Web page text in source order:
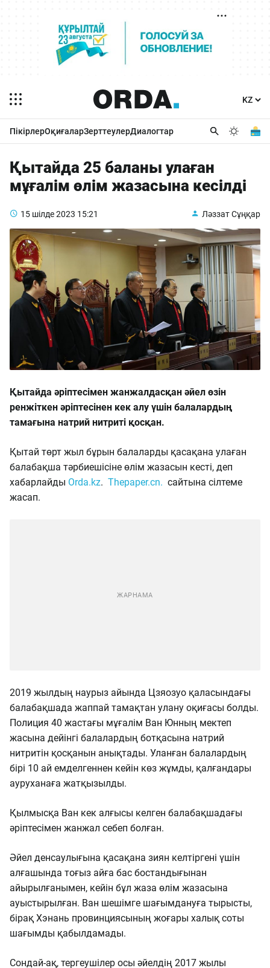
ПікірлерОқиғаларЗерттеулерДиалогтар
Қытайда 25 баланы улаған
мұғалім өлім жазасына кесілді
15 шілде 2023 15:21 Ләззат Сұңқар
Қытайда әріптесімен жанжалдасқан әйел өзін
ренжіткен әріптесінен кек алу үшін балалардың
тамағына натрий нитриті қосқан.
Қытай төрт жыл бұрын балаларды қасақана улаған
балабақша тәрбиешісіне өлім жазасын кесті, деп
хабарлайды Orda.kz. Thepaper.cn. сайтына сілтеме
жасап.
2019 жылдың наурыз айында Цзяозуо қаласындағы
балабақшада жаппай тамақтан улану оқиғасы болды.
Полиция 40 жастағы мұғалім Ван Юнның мектеп
жасына дейінгі балалардың ботқасына натрий
нитритін қосқанын анықтады. Уланған балалардың
бірі 10 ай емделгеннен кейін көз жұмды, қалғандары
ауруханаға жатқызылды.
Қылмысқа Ван кек алғысы келген балабақшадағы
әріптесімен жанжал себеп болған.
Әйел денсаулығына қасақана зиян келтіргені үшін
алғашында тоғыз айға бас бостандығынан
айырылғанымен, кейін бұл жаза өлім жазасына
ауыстырылған. Ван шешімге шағымдануға тырысты,
бірақ Хэнань провинциясының жоғары халық соты
шағымды қабылдамады.
Сондай-ақ, тергеушілер осы әйелдің 2017 жылы